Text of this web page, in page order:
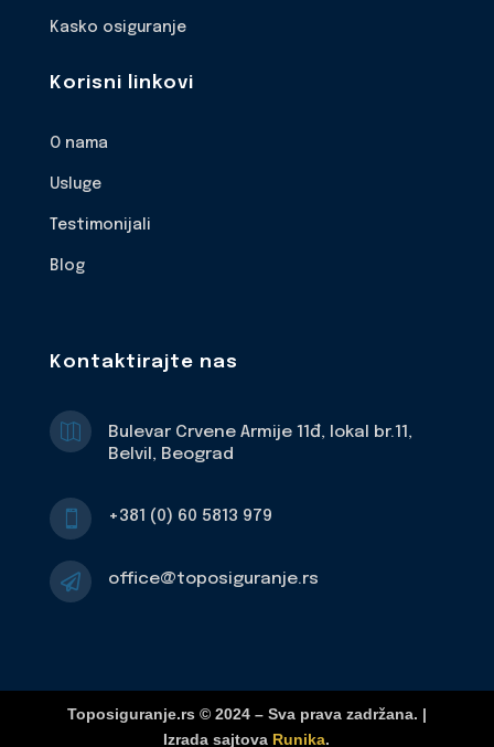
Kasko osiguranje
Korisni linkovi
O nama
Usluge
Testimonijali
Blog
Kontaktirajte nas

Bulevar Crvene Armije 11đ, lokal br.11,
Belvil, Beograd
 +381 (0) 60 5813 979
 office@toposiguranje.rs
Toposiguranje.rs © 2024 – Sva prava zadržana. |
Izrada sajtova Runika.